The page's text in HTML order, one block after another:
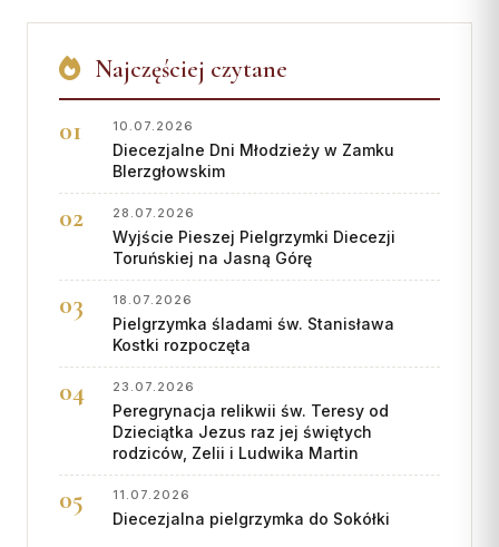
Najczęściej czytane
10.07.2026
Diecezjalne Dni Młodzieży w Zamku
BIerzgłowskim
28.07.2026
Wyjście Pieszej Pielgrzymki Diecezji
Toruńskiej na Jasną Górę
18.07.2026
Pielgrzymka śladami św. Stanisława
Kostki rozpoczęta
23.07.2026
Peregrynacja relikwii św. Teresy od
Dzieciątka Jezus raz jej świętych
rodziców, Zelii i Ludwika Martin
11.07.2026
Diecezjalna pielgrzymka do Sokółki